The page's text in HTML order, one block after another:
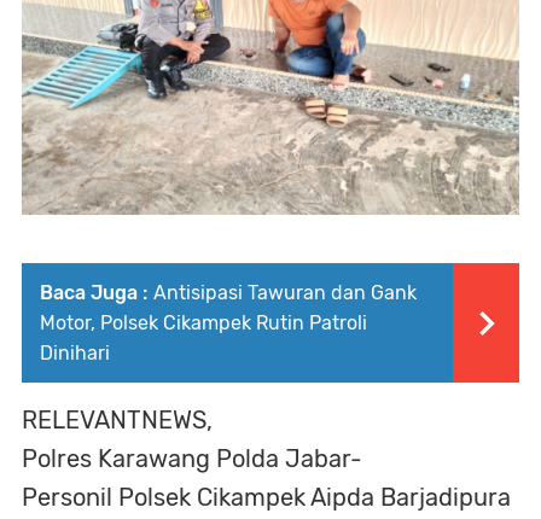
Baca Juga : Antisipasi Tawuran dan Gank
Motor, Polsek Cikampek Rutin Patroli
Dinihari
RELEVANTNEWS,
Polres Karawang Polda Jabar-
Personil Polsek Cikampek Aipda Barjadipura